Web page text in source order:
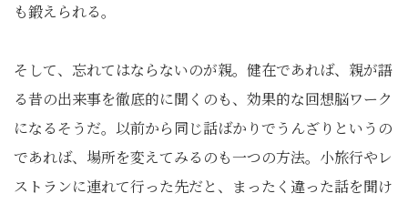
も鍛えられる。
そして、忘れてはならないのが親。健在であれば、親が語
る昔の出来事を徹底的に聞くのも、効果的な回想脳ワーク
になるそうだ。以前から同じ話ばかりでうんざりというの
であれば、場所を変えてみるのも一つの方法。小旅行やレ
ストランに連れて行った先だと、まったく違った話を聞け